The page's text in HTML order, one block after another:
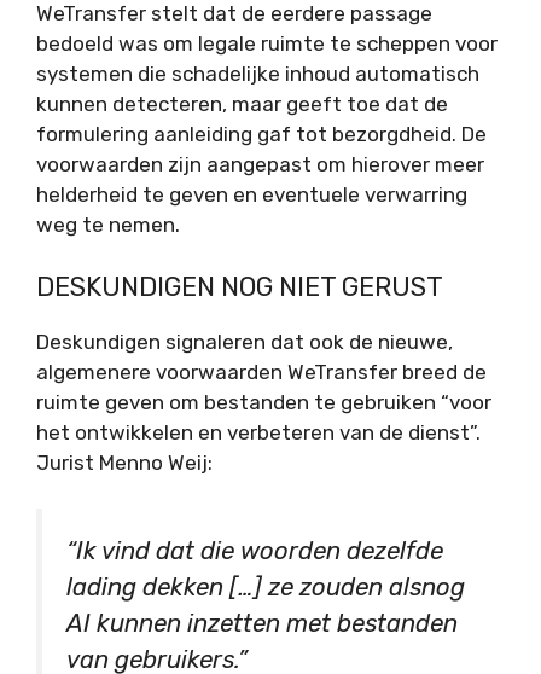
WeTransfer stelt dat de eerdere passage
bedoeld was om legale ruimte te scheppen voor
systemen die schadelijke inhoud automatisch
kunnen detecteren, maar geeft toe dat de
formulering aanleiding gaf tot bezorgdheid. De
voorwaarden zijn aangepast om hierover meer
helderheid te geven en eventuele verwarring
weg te nemen.
DESKUNDIGEN NOG NIET GERUST
Deskundigen signaleren dat ook de nieuwe,
algemenere voorwaarden WeTransfer breed de
ruimte geven om bestanden te gebruiken “voor
het ontwikkelen en verbeteren van de dienst”.
Jurist Menno Weij:
“Ik vind dat die woorden dezelfde
lading dekken […] ze zouden alsnog
AI kunnen inzetten met bestanden
van gebruikers.”